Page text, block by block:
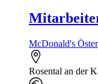
McDonald's
Rosental an der